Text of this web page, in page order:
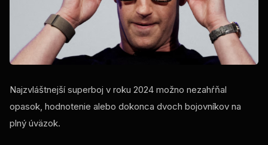
Najzvláštnejší superboj v roku 2024 možno nezahŕňal
opasok, hodnotenie alebo dokonca dvoch bojovníkov na
plný úväzok.